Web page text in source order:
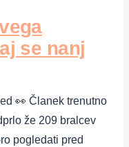
se nanj
👀 Članek trenutno
že 209 bralcev
pogledati pred